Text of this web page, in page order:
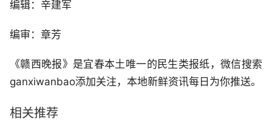
编辑：辛建军
编审：章芳
《赣西晚报》是宜春本土唯一的民生类报纸，微信搜索
ganxiwanbao添加关注，本地新鲜资讯每日为你推送。
相关推荐